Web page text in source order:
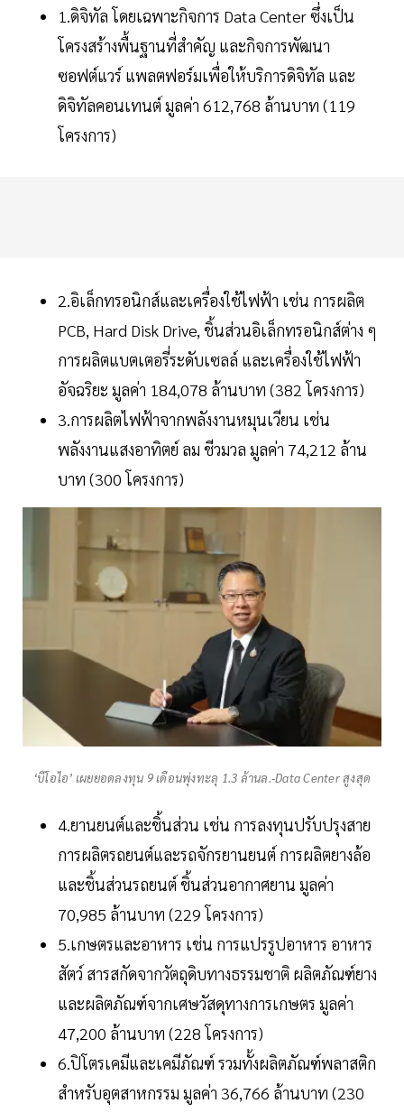
1.ดิจิทัล โดยเฉพาะกิจการ Data Center ซึ่งเป็น
โครงสร้างพื้นฐานที่สำคัญ และกิจการพัฒนา
ซอฟต์แวร์ แพลตฟอร์มเพื่อให้บริการดิจิทัล และ
ดิจิทัลคอนเทนต์ มูลค่า 612,768 ล้านบาท (119
โครงการ)
2.อิเล็กทรอนิกส์และเครื่องใช้ไฟฟ้า เช่น การผลิต
PCB, Hard Disk Drive, ชิ้นส่วนอิเล็กทรอนิกส์ต่าง ๆ
การผลิตแบตเตอรี่ระดับเซลล์ และเครื่องใช้ไฟฟ้า
อัจฉริยะ มูลค่า 184,078 ล้านบาท (382 โครงการ)
3.การผลิตไฟฟ้าจากพลังงานหมุนเวียน เช่น
พลังงานแสงอาทิตย์ ลม ชีวมวล มูลค่า 74,212 ล้าน
บาท (300 โครงการ)
‘บีโอไอ’ เผยยอดลงทุน 9 เดือนพุ่งทะลุ 1.3 ล้านล.-Data Center สูงสุด
4.ยานยนต์และชิ้นส่วน เช่น การลงทุนปรับปรุงสาย
การผลิตรถยนต์และรถจักรยานยนต์ การผลิตยางล้อ
และชิ้นส่วนรถยนต์ ชิ้นส่วนอากาศยาน มูลค่า
70,985 ล้านบาท (229 โครงการ)
5.เกษตรและอาหาร เช่น การแปรรูปอาหาร อาหาร
สัตว์ สารสกัดจากวัตถุดิบทางธรรมชาติ ผลิตภัณฑ์ยาง
และผลิตภัณฑ์จากเศษวัสดุทางการเกษตร มูลค่า
47,200 ล้านบาท (228 โครงการ)
6.ปิโตรเคมีและเคมีภัณฑ์ รวมทั้งผลิตภัณฑ์พลาสติก
สำหรับอุตสาหกรรม มูลค่า 36,766 ล้านบาท (230